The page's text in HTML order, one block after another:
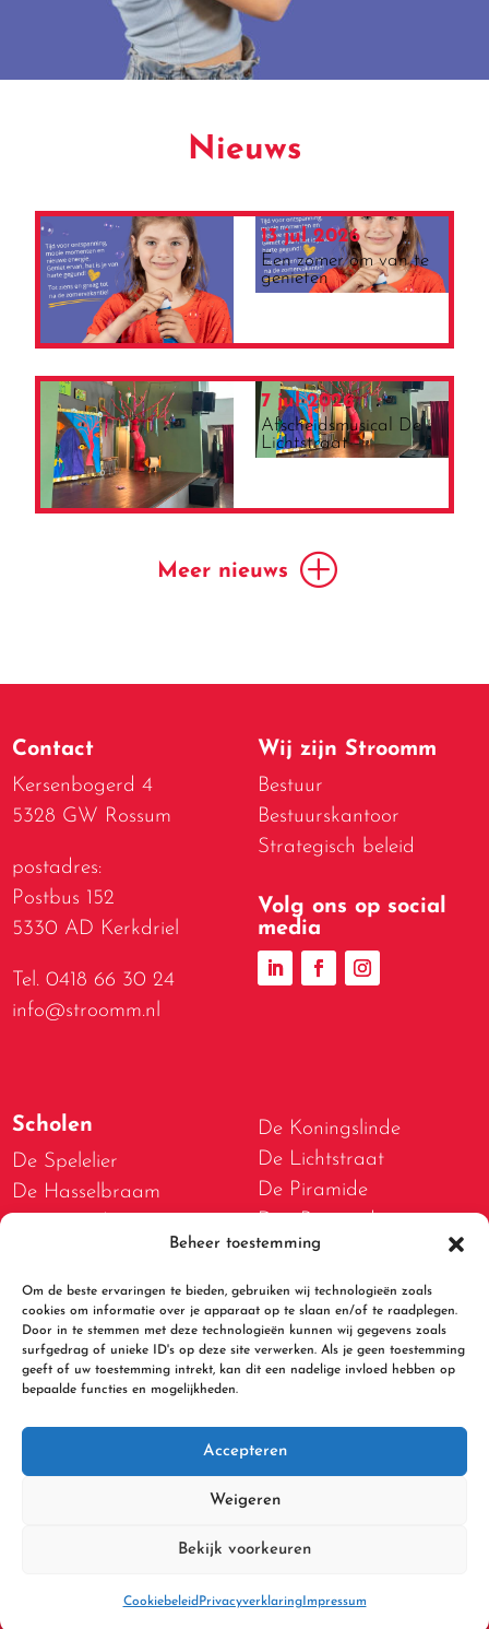
Beheer toestemming
Om de beste ervaringen te bieden, gebruiken wij technologieën zoals
cookies om informatie over je apparaat op te slaan en/of te raadplegen.
Door in te stemmen met deze technologieën kunnen wij gegevens zoals
surfgedrag of unieke ID's op deze site verwerken. Als je geen toestemming
geeft of uw toestemming intrekt, kan dit een nadelige invloed hebben op
bepaalde functies en mogelijkheden.
Accepteren
Weigeren
Bekijk voorkeuren
Cookiebeleid PrivacyverklaringImpressum
Nieuws
13 jul 2026
Een zomer om van te
genieten
7 jul 2026
Afscheidsmusical De
Lichtstraat
Meer nieuws
Contact
Kersenbogerd 4
5328 GW Rossum
postadres:
Postbus 152
5330 AD Kerkdriel
Tel. 0418 66 30 24
info@stroomm.nl
Wij zijn Stroomm
Bestuur
Bestuurskantoor
Strategisch beleid
Volg ons op social
media
Scholen
De Spelelier
De Hasselbraam
De Meidoorn
De Tweestromenschool
De Bolster
De Kleine Beer
De Koningslinde
De Lichtstraat
De Piramide
D.W. van Dam van
Brakelschool
De Spelwert
De Walsprong